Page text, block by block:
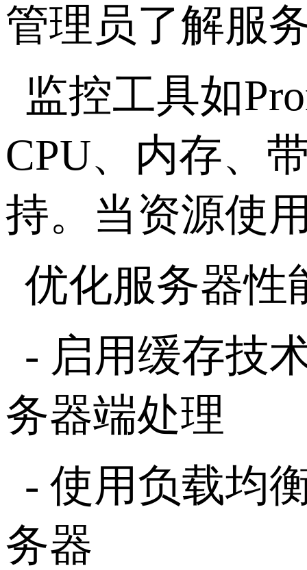
管理员了解服
监控工具如
CPU、内存、
持。当资源使
优化服务器性
- 启用缓存技
务器端处理
- 使用负载均
务器